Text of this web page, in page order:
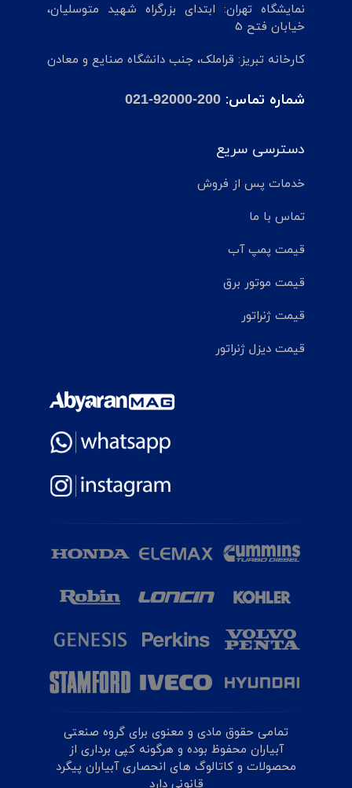
نمایشگاه تهران: ابتدای بزرگراه شهید متوسلیان،
خیابان فتح 5
کارخانه تبریز: قراملک، جنب دانشگاه صنایع و معادن
شماره تماس: 021-92000-200
دسترسی سریع
خدمات پس از فروش
تماس با ما
قیمت پمپ آب
قیمت موتور برق
قیمت ژنراتور
قیمت دیزل ژنراتور
تمامی حقوق مادی و معنوی برای گروه صنعتی
آبیاران محفوظ بوده و هرگونه کپی برداری از
محصولات و کاتالوگ های انحصاری آبیاران پیگرد
قانونی دارد